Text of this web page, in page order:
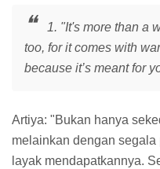
1. "It's more than a
too, for it comes with
because it’s meant for
Artiya: "Bukan hanya
melainkan dengan
layak mendapatkannya.